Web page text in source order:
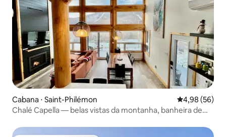
Cabana ⋅ Saint-Philémon 4,98 de uma
4,98 (56)
Chalé Capella — belas vistas da montanha, banheira de